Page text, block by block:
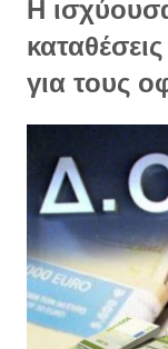
Η
για τους